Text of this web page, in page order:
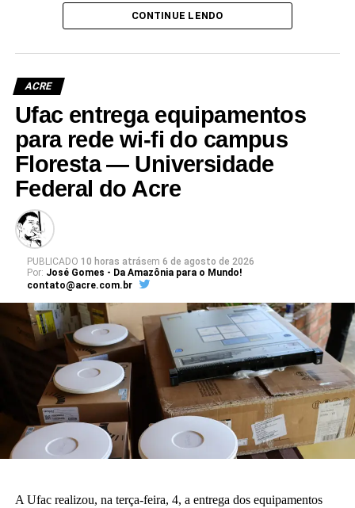
e deve ser entregue em breve.
superior da Ufac.
Leia Mais: UFAC
CONTINUE LENDO
ACRE
Ufac entrega equipamentos
para rede wi-fi do campus
Floresta — Universidade
Federal do Acre
PUBLICADO 10 horas atrásem 6 de agosto de 2026
Por: José Gomes - Da Amazônia para o Mundo!
contato@acre.com.br
A Ufac realizou, na terça-feira, 4, a entrega dos equipamentos